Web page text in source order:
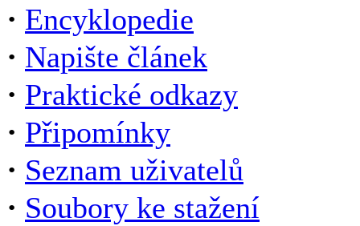
· Encyklopedie
· Napište článek
· Praktické odkazy
· Připomínky
· Seznam uživatelů
· Soubory ke stažení